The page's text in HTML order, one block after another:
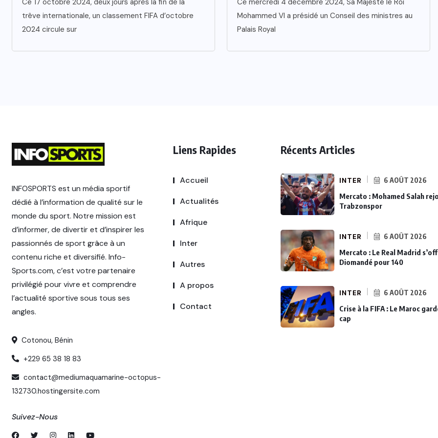
trêve internationale, un classement FIFA d’octobre
2024 circule sur
Mohammed VI a présidé un Conseil des ministres au
Palais Royal
INFOSPORTS est un média sportif
dédié à l’information de qualité sur le
monde du sport. Notre mission est
d’informer, de divertir et d’inspirer les
passionnés de sport grâce à un
contenu riche et diversifié. Info-
Sports.com, c’est votre partenaire
privilégié pour vivre et comprendre
l’actualité sportive sous tous ses
angles.
Cotonou, Bénin
+229 65 38 18 83
contact@mediumaquamarine-octopus-
132730.hostingersite.com
Suivez-Nous
Liens Rapides
Accueil
Actualités
Afrique
Inter
Autres
A propos
Contact
Récents Articles
INTER 6 AOÛT 2026
Mercato : Mohamed Salah
Trabzonspor
INTER 6 AOÛT 2026
Mercato : Le Real Madrid
Diomandé pour 140
INTER 6 AOÛT 2026
Crise à la FIFA : Le Maroc
cap